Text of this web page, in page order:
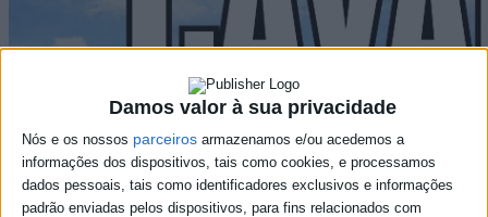
Damos valor à sua privacidade
Nós e os nossos parceiros armazenamos e/ou acedemos a
informações dos dispositivos, tais como cookies, e processamos
dados pessoais, tais como identificadores exclusivos e informações
padrão enviadas pelos dispositivos, para fins relacionados com